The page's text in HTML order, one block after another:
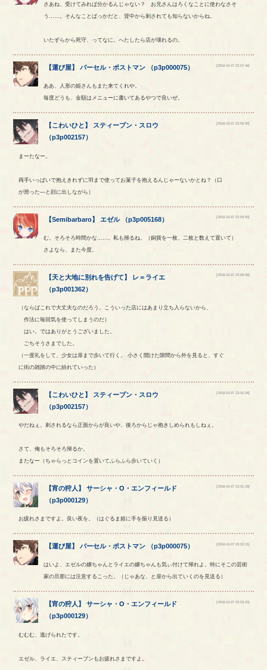
さあね、受けてみれば分かるんじゃない？ お兄さんはろくなことに使わなさそ
う……。そんなことばっかだと、背中から刺されても知らないからね。
いたずらから死守、ってなに。へたしたら店が壊れるの。
【運び屋】パーセル・ ポストマン （p3p000075） [2018-10-07 22:57:46]
ああ、人形の姫さんもまた来てくれや。
毎度どうも、金額はメニューに書いてあるやつで良いぜ。
【こわいひと 】 スティーブン ・ スロウ
（p3p002157）
[2018-10-07 22:59:00]
まーたなー。
両手いっぱいで抱えきれずに羽まで使ってお菓子を抱えるんじゃーないかとね？（口
が滑った―と顔に出しながら）
【Semibarbaro】 エゼル（p3p005168） [2018-10-07 22:59:50]
む。そろそろ時間かな……。私も帰るね。（銅貨を一枚、二枚と数えて置いて）
さよなら、また今度。
【天と大地に別れを告げて】 レ ＝ ライエ
（p3p001362）
[2018-10-07 22:59:58]
（ならばこれで大丈夫なのだろう。こういった店にはあまり立ち入らないから、
作法に毎回気を使ってしまうのだ）
はい。ではありがとうございました。
ごちそうさまでした。
（一度礼をして、少女は扉まで歩いて行く。 小さく開けた隙間から外を見ると、すぐ
に街の雑踏の中に紛れていった）
【こわいひと 】 スティーブン ・ スロウ
（p3p002157）
[2018-10-07 23:01:06]
やだねぇ。刺されるなら正面からが良いや。後ろからじゃ抱きしめられもしねぇ。
さて、俺もそろそろ帰るか。
またなー（ちゃらっとコインを置いてふらふら歩いていく）
【宵の狩人 】サーシャ ・O ・ エンフィールド
（p3p000129）
[2018-10-07 23:01:28]
お疲れさまですよ。良い夜を。（はぐるま姫に手を振り見送る）
【運び屋】パーセル・ ポストマン （p3p000075） [2018-10-07 23:02:21]
はいよ、エゼルの嬢ちゃんとライエの嬢ちゃんも気ぃ付けて帰れよ。特にそこの芸術
家の旦那には注意するこった。（じゃあな、と扉から出ていくのを見送る）
【宵の狩人 】サーシャ ・O ・エンフィールド
（p3p000129）
[2018-10-07 23:03:25]
むむむ、逃げられたです。
エゼル、ライエ、スティーブンもお疲れさまですよ。